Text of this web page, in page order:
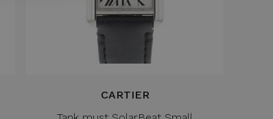
CARTIER